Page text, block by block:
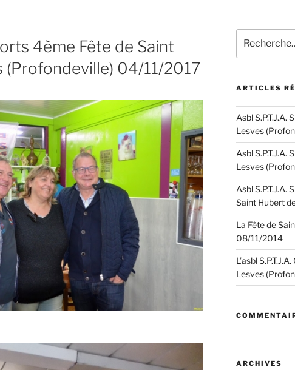
4ème Fête de Saint
(Profondeville) 04/11/2017
pour
:
ARTICLES
Asbl S.P.T.J.A.
Lesves
Asbl S.P.T.J.A.
Lesves
Asbl S.P.T.J.A.
Saint Hubert
La Fête de
08/11/2014
L’asbl
Lesves
ARCHIVES